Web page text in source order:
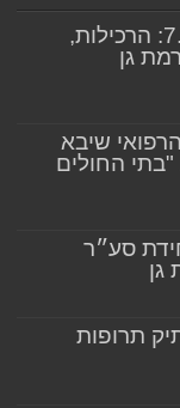
פותחים סופ"ש 7.8.2026: הרכילות,
גן
שיבא
"בתי החולים
סע״ר
גן
תרופות